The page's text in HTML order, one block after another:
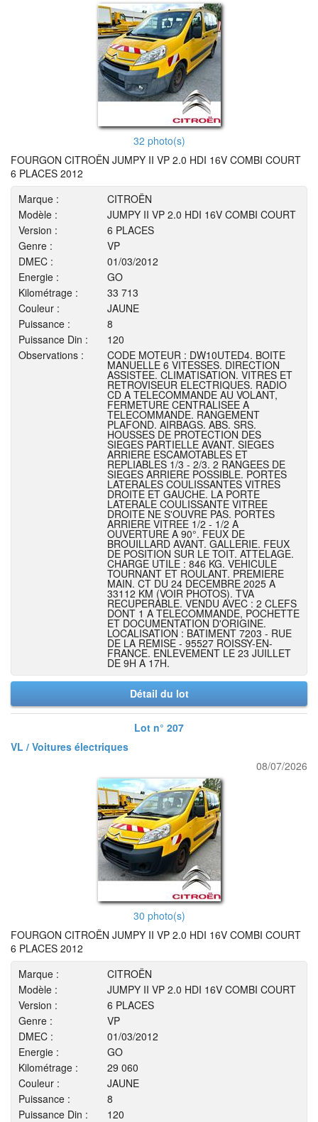
32 photo(s)
FOURGON CITROËN JUMPY II VP 2.0 HDI 16V COMBI COURT
6 PLACES 2012
Marque :
CITROËN
Modèle :
JUMPY II VP 2.0 HDI 16V COMBI COURT
Version :
6 PLACES
Genre :
VP
DMEC :
01/03/2012
Energie :
GO
Kilométrage :
33 713
Couleur :
JAUNE
Puissance :
8
Puissance Din :
120
Observations :
CODE MOTEUR : DW10UTED4. BOITE
MANUELLE 6 VITESSES. DIRECTION
ASSISTEE. CLIMATISATION. VITRES ET
RETROVISEUR ELECTRIQUES. RADIO
CD A TELECOMMANDE AU VOLANT,
FERMETURE CENTRALISEE A
TELECOMMANDE. RANGEMENT
PLAFOND. AIRBAGS. ABS. SRS.
HOUSSES DE PROTECTION DES
SIEGES PARTIELLE AVANT. SIEGES
ARRIERE ESCAMOTABLES ET
REPLIABLES 1/3 - 2/3. 2 RANGEES DE
SIEGES ARRIERE POSSIBLE. PORTES
LATERALES COULISSANTES VITRES
DROITE ET GAUCHE. LA PORTE
LATERALE COULISSANTE VITREE
DROITE NE S'OUVRE PAS. PORTES
ARRIERE VITREE 1/2 - 1/2 A
OUVERTURE A 90°. FEUX DE
BROUILLARD AVANT. GALLERIE. FEUX
DE POSITION SUR LE TOIT. ATTELAGE.
CHARGE UTILE : 846 KG. VEHICULE
TOURNANT ET ROULANT. PREMIERE
MAIN. CT DU 24 DECEMBRE 2025 A
33112 KM (VOIR PHOTOS). TVA
RECUPERABLE. VENDU AVEC : 2 CLEFS
DONT 1 A TELECOMMANDE, POCHETTE
ET DOCUMENTATION D'ORIGINE.
LOCALISATION : BATIMENT 7203 - RUE
DE LA REMISE - 95527 ROISSY-EN-
FRANCE. ENLEVEMENT LE 23 JUILLET
DE 9H A 17H.
Détail du lot
Lot n° 207
VL / Voitures électriques
08/07/2026
30 photo(s)
FOURGON CITROËN JUMPY II VP 2.0 HDI 16V COMBI COURT
6 PLACES 2012
Marque :
CITROËN
Modèle :
JUMPY II VP 2.0 HDI 16V COMBI COURT
Version :
6 PLACES
Genre :
VP
DMEC :
01/03/2012
Energie :
GO
Kilométrage :
29 060
Couleur :
JAUNE
Puissance :
8
Puissance Din :
120